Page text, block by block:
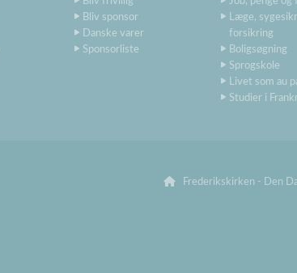
Bliv sponsor
Danske varer
Sponsorliste
Læge,
forsikring
Boligsøgning
Sprogskole
Livet som au
Studier i
 Frederikskirken - Den